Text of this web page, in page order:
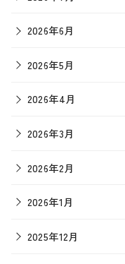
2026年6月
2026年5月
2026年4月
2026年3月
2026年2月
2026年1月
2025年12月